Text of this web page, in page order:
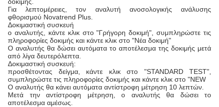
Για λεπτομέρειες, τον αναλυτή ανοσολογικής ανάλυσης
φθορισμού Novatrend Plus.
Δοκιμαστική συσκευή
ο αναλυτής, κάντε κλικ στο "Γρήγορη δοκιμή", συμπληρώστε τις
πληροφορίες δοκιμής και κάντε κλικ στο "Νέα δοκιμή"
Ο αναλυτής θα δώσει αυτόματα το αποτέλεσμα της δοκιμής μετά
από λίγα δευτερόλεπτα.
Δοκιμαστική συσκευή:
προσθέτοντας δείγμα, κάντε κλικ στο "STANDARD TEST",
συμπληρώστε τις πληροφορίες δοκιμής και κάντε κλικ στο "NEW
Ο αναλυτής θα κάνει αυτόματα αντίστροφη μέτρηση 10 λεπτών.
Μετά την αντίστροφη μέτρηση, ο αναλυτής θα δώσει το
αποτέλεσμα αμέσως.